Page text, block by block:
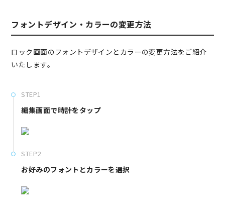
フォントデザイン・カラーの変更方法
ロック画面のフォントデザインとカラーの変更方法をご紹介
いたします。
STEP1
編集画面で時計をタップ
STEP2
お好みのフォントとカラーを選択